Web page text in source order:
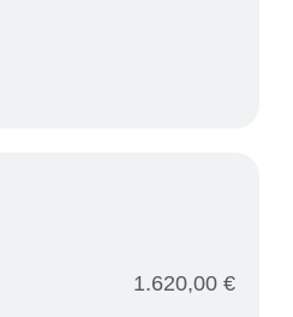
1.620,00 €